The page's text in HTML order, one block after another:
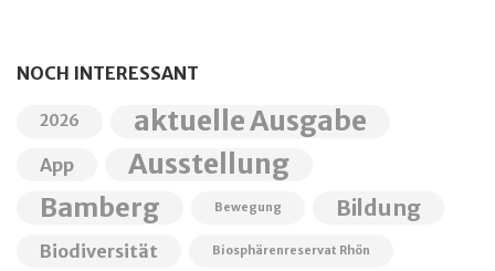
NOCH INTERESSANT
2026 aktuelle Ausgabe
App Ausstellung
Bamberg Bewegung Bildung
Biodiversität Biosphärenreservat Rhön